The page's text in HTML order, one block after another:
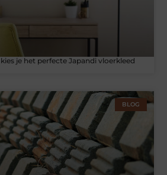
je het perfecte Japandi vloerkleed
BLOG